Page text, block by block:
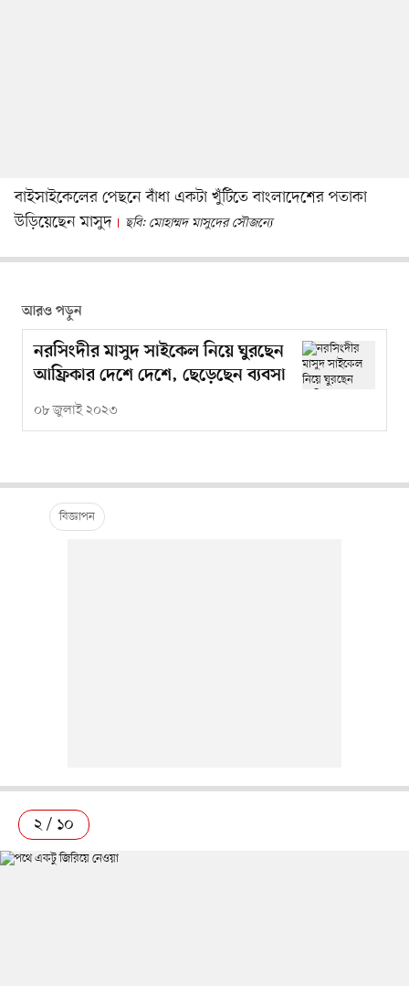
বাইসাইকেলের পেছনে বাঁধা একটা খুঁটিতে বাংলাদেশের পতাকা
উড়িয়েছেন মাসুদ
ছবি: মোহাম্মদ মাসুদের সৌজন্যে
আরও পড়ুন
নরসিংদীর মাসুদ সাইকেল নিয়ে ঘুরছেন
আফ্রিকার দেশে দেশে, ছেড়েছেন ব্যবসা
০৮ জুলাই ২০২৩
২ / ১০